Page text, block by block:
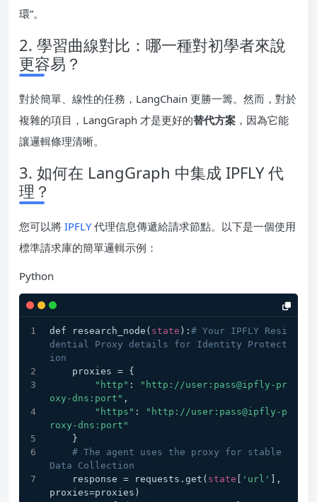
環”。
2. 學習曲線對比：哪一種對初學者來說
更容易？
對於簡單、線性的任務，LangChain 更勝一籌。然而，對於
複雜的項目，LangGraph 才是更好的替代方案 ，因為它能
讓邏輯條理清晰。
3. 如何在 LangGraph 中集成 IPFLY 代
理？
您可以將 IPFLY代理信息傳遞給請求節點。以下是一個使用
標準請求庫的簡單邏輯示例：
Python
def research_node( state ): # Your IPFLY Resi
dential Proxy details for Identity Protect
ion
    proxies = {
"http" :
"http://user:pass@ipfly-pr
oxy-dns:port" ,
"https" :
"http://user:pass@ipfly-p
roxy-dns:port"
    }
# The agent uses the proxy for stable
Data Collection
    response = requests.get(
state 'url'
],
proxies=proxies)